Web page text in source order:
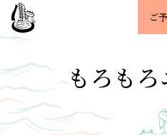
望
川
-
BOSENKAN
ご
もろもろ